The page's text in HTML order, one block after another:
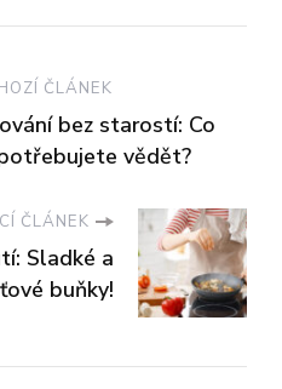
ČLÁNEK
bez starostí: Co
vědět?
ČLÁNEK
Sladké a
buňky!